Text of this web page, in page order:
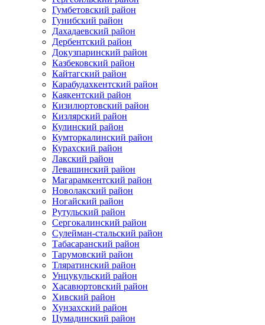
Гумбетовский район
Гунибский район
Дахадаевский район
Дербентский район
Докузпаринский район
Казбековский район
Кайтагский район
Карабудахкентский район
Каякентский район
Кизилюртовский район
Кизлярский район
Кулинский район
Кумторкалинский район
Курахский район
Лакский район
Левашинский район
Магарамкентский район
Новолакский район
Ногайский район
Рутульский район
Сергокалинский район
Сулейман-стальский район
Табасаранский район
Тарумовский район
Тляратинский район
Унцукульский район
Хасавюртовский район
Хивский район
Хунзахский район
Цумадинский район